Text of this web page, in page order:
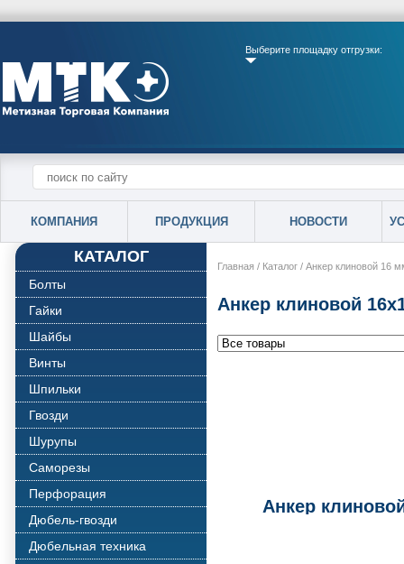
Выберите площадку отгрузки:
КОМПАНИЯ ПРОДУКЦИЯ НОВОСТИ
КАТАЛОГ
Болты
Гайки
Шайбы
Винты
Шпильки
Гвозди
Шурупы
Саморезы
Перфорация
Дюбель-гвозди
Дюбельная техника
Главная / Каталог / Анкер клиновой 16
Анкер клиновой
Анкер